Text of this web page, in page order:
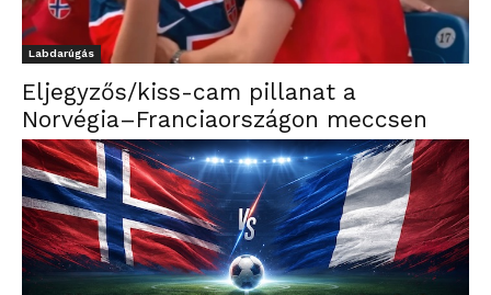
Labdarúgás
Eljegyzős/kiss-cam pillanat a
Norvégia–Franciaországon meccsen